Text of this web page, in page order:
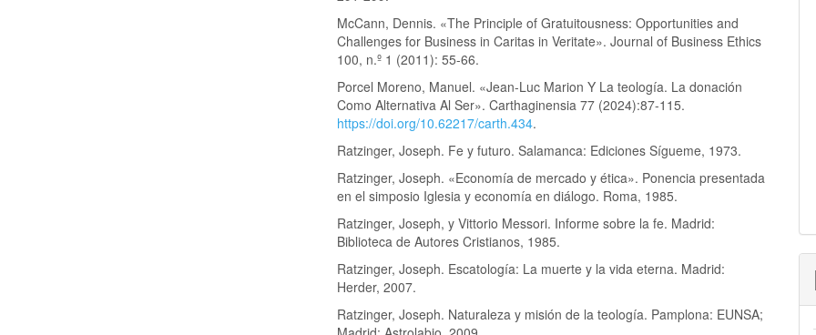
McCann, Dennis. «The Principle of Gratuitousness: Opportunities and
Challenges for Business in Caritas in Veritate». Journal of Business Ethics
100, n.º 1 (2011): 55-66.
Porcel Moreno, Manuel. «Jean-Luc Marion Y La teología. La donación
Como Alternativa Al Ser». Carthaginensia 77 (2024):87-115.
https://doi.org/10.62217/carth.434.
Ratzinger, Joseph. Fe y futuro. Salamanca: Ediciones Sígueme, 1973.
Ratzinger, Joseph. «Economía de mercado y ética». Ponencia presentada
en el simposio Iglesia y economía en diálogo. Roma, 1985.
Ratzinger, Joseph, y Vittorio Messori. Informe sobre la fe. Madrid:
Biblioteca de Autores Cristianos, 1985.
Ratzinger, Joseph. Escatología: La muerte y la vida eterna. Madrid:
Herder, 2007.
Ratzinger, Joseph. Naturaleza y misión de la teología. Pamplona: EUNSA;